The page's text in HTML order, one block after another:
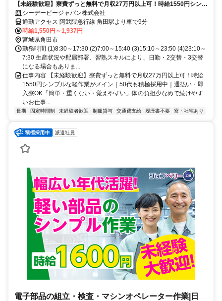
【未経験歓迎】寮費ずっと無料で月収27万円以上可！時給1550円シンプ
ルな軽作業がメイン｜50代も積極採用中｜週払い・即入寮OK「簡単・
重くない・覚えやすい」体の負担少なめで続けやすいお仕事
シーデーピージャパン株式会社
通勤アクセス 阿武隈急行線 角田駅より車で9分
時給1,550円～1,937円
宮城県角田市
勤務時間 (1)8:30～17:30 (2)7:00～15:40 (3)15:10～23:50 (4)23:10～
7:30 生産状況や配属部署、習熟スキルにより、日勤・2交替・3交替
になる場合もありま...
仕事内容 【未経験歓迎】寮費ずっと無料で月収27万円以上可！時給
1550円シンプルな軽作業がメイン｜50代も積極採用中｜週払い・即
入寮OK「簡単・重くない・覚えやすい」体の負担少なめで続けやす
いお仕事...
長期 固定時間制 未経験者歓迎 制服貸与 交通費支給 履歴書不要 寮・社宅あり
派遣社員
電子部品の組立・検査・マシンオペレーター作業|日